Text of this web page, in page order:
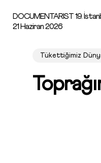
DOCUMENTARIST 19.
21 Haziran 2026
Tükettiğimiz